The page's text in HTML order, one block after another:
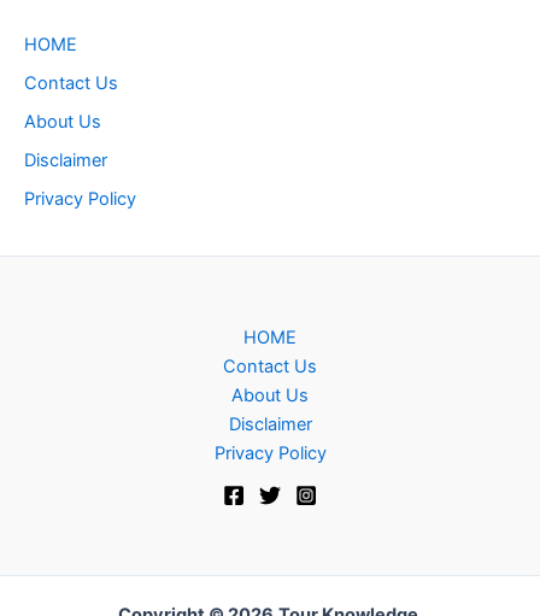
HOME
Contact Us
About Us
Disclaimer
Privacy Policy
HOME
Contact Us
About Us
Disclaimer
Privacy Policy